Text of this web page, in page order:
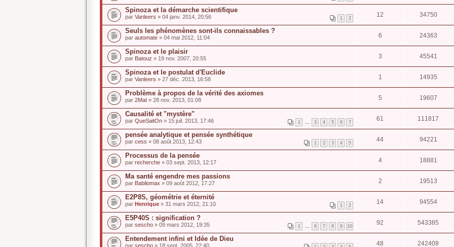
Spinoza et la démarche scientifique
1 2
par Vanleers » 04 janv. 2014, 20:56 12 34750
Seuls les phénomènes sont-ils connaissables ?
par automate » 04 mai 2012, 11:04 6 24363
Spinoza et le plaisir
par Batouz » 19 nov. 2007, 20:55 3 45541
Spinoza et le postulat d'Euclide
par Vanleers » 27 déc. 2013, 16:58 1 14935
Problème à propos de la vérité des axiomes
par 2Mat » 28 nov. 2013, 01:08 5 19607
Causalité et "mystère"
1 … 3 4 5 6 7
par QueSaitOn » 15 juil. 2013, 17:46 61 111817
pensée analytique et pensée synthétique
1 2 3 4 5
par cess » 08 août 2013, 12:43 44 94221
Processus de la pensée
par recherche » 03 sept. 2013, 12:17 4 18881
Ma santé engendre mes passions
par Babilomax » 09 août 2012, 17:27 2 19513
E2P8S, géométrie et éternité
1 2
par Henrique » 31 mars 2012, 21:10 14 94554
E5P40S : signification ?
1 … 6 7 8 9 10
par sescho » 09 mars 2012, 19:35 92 543385
Entendement infini et Idée de Dieu
par sescho » 18 sept. 2005, 22:40 48 242408